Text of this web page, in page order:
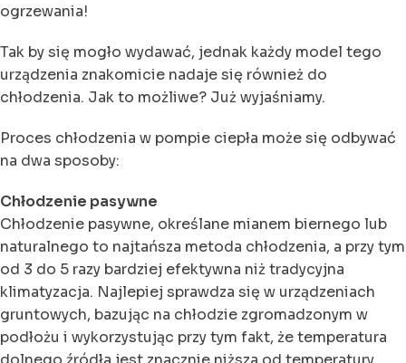
ogrzewania!
Tak by się mogło wydawać, jednak każdy model tego
urządzenia znakomicie nadaje się również do
chłodzenia. Jak to możliwe? Już wyjaśniamy.
Proces chłodzenia w pompie ciepła może się odbywać
na dwa sposoby:
Chłodzenie pasywne
Chłodzenie pasywne, określane mianem biernego lub
naturalnego to najtańsza metoda chłodzenia, a przy tym
od 3 do 5 razy bardziej efektywna niż tradycyjna
klimatyzacja. Najlepiej sprawdza się w urządzeniach
gruntowych, bazując na chłodzie zgromadzonym w
podłożu i wykorzystując przy tym fakt, że temperatura